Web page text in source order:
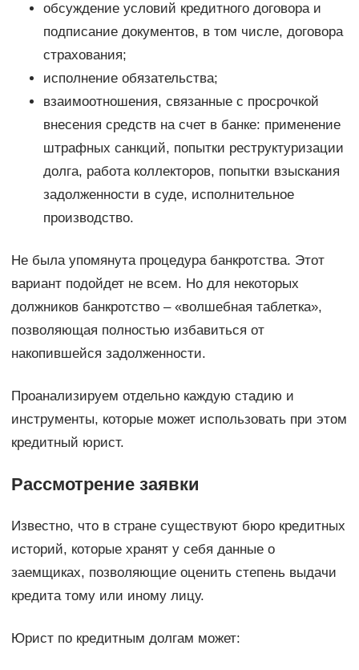
обсуждение условий кредитного договора и
подписание документов, в том числе, договора
страхования;
исполнение обязательства;
взаимоотношения, связанные с просрочкой
внесения средств на счет в банке: применение
штрафных санкций, попытки реструктуризации
долга, работа коллекторов, попытки взыскания
задолженности в суде, исполнительное
производство.
Не была упомянута процедура банкротства. Этот
вариант подойдет не всем. Но для некоторых
должников банкротство – «волшебная таблетка»,
позволяющая полностью избавиться от
накопившейся задолженности.
Проанализируем отдельно каждую стадию и
инструменты, которые может использовать при этом
кредитный юрист.
Рассмотрение заявки
Известно, что в стране существуют бюро кредитных
историй, которые хранят у себя данные о
заемщиках, позволяющие оценить степень выдачи
кредита тому или иному лицу.
Юрист по кредитным долгам может: